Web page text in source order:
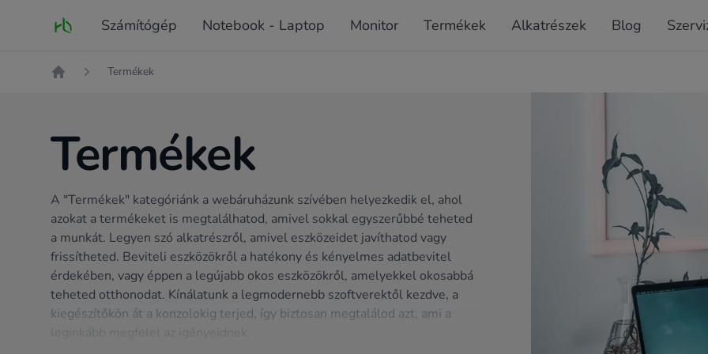
Fő oldal Számítógép Notebook - Laptop Monitor Termékek Alkatrészek Blog
Termékek
Termékek
A "Termékek" kategóriánk a webáruházunk szívében helyezkedik el, ahol
azokat a termékeket is megtalálhatod, amivel sokkal egyszerűbbé teheted
a munkát. Legyen szó alkatrészről, amivel eszközeidet javíthatod vagy
frissítheted. Beviteli eszközökről a hatékony és kényelmes adatbevitel
érdekében, vagy éppen a legújabb okos eszközökről, amelyekkel okosabbá
teheted otthonodat. Kínálatunk a legmodernebb szoftverektől kezdve, a
kiegészítőkön át a konzolokig terjed, így biztosan megtalálod azt, ami a